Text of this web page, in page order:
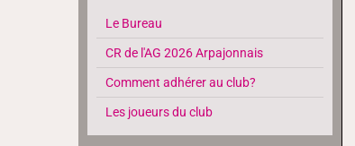
Le Bureau
CR de l'AG 2026 Arpajonnais
Comment adhérer au club?
Les joueurs du club